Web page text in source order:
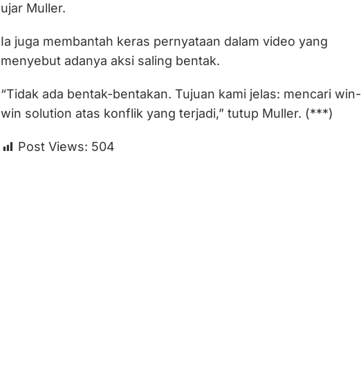
ujar Muller.
Ia juga membantah keras pernyataan dalam video yang
menyebut adanya aksi saling bentak.
“Tidak ada bentak-bentakan. Tujuan kami jelas: mencari win-
win solution atas konflik yang terjadi,” tutup Muller. (***)
Post Views: 504